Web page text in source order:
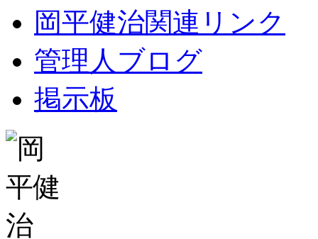
岡平健治関連リンク
管理人ブログ
掲示板